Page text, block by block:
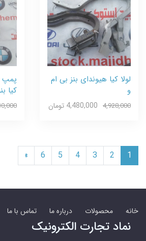
لولا کیا هیوندای بنز بی ام
و
4,928,000 4,480,000 تومان
پمپ
کیا
1
2
3
4
5
6
»
خانه محصولات درباره ما تماس با ما
نماد تجارت الکترونیک